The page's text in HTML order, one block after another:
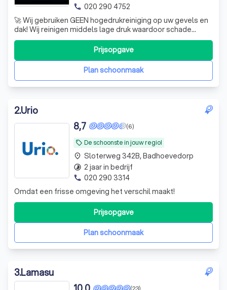
🚀 Wij gebruiken GEEN hogedrukreiniging op uw gevels en
dak! Wij reinigen middels lage druk waardoor schade
uitgesloten is! Laten ons vrijblijvend langskomen en een
gratis proefstuk op locatie maken.
Plan schoonmaak
Prijsopgave
phone 020 290 4752
2.Urio
local_offer De schoonste in jouw regio!
(6)
8,7
Omdat een frisse omgeving het verschil maakt!
Plan schoonmaak
Prijsopgave
place Sloterweg 342B, Badhoevedorp
timelapse 2 jaar in bedrijf
phone 020 290 3314
3.Lamasu